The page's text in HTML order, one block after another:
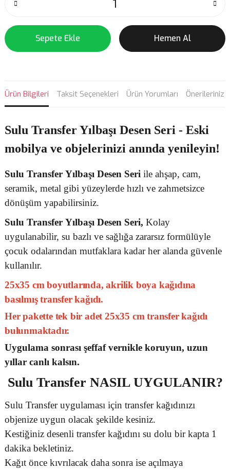
Sepete Ekle Hemen Al
Ürün Bilgileri Taksit Seçenekleri Ürün Yorumları Önerileriniz
Sulu Transfer Yılbaşı Desen Seri - Eski
mobilya ve objelerinizi anında yenileyin!
Sulu Transfer Yılbaşı Desen Seri ile ahşap, cam,
seramik, metal gibi yüzeylerde hızlı ve zahmetsizce
dönüşüm yapabilirsiniz.
Sulu Transfer Yılbaşı Desen Seri, Kolay
uygulanabilir, su bazlı ve sağlığa zararsız formülüyle
çocuk odalarından mutfaklara kadar her alanda güvenle
kullanılır.
25x35 cm boyutlarında, akrilik boya kağıdına
basılmış transfer kağıdı.
Her pakette tek bir adet 25x35 cm transfer kağıdı
bulunmaktadır.
Uygulama sonrası şeffaf vernikle koruyun, uzun
yıllar canlı kalsın.
Sulu Transfer NASIL UYGULANIR?
Sulu Transfer uygulaması için transfer kağıdınızı
objenize uygun olacak şekilde kesiniz.
Kestiğiniz desenli transfer kağıdını su dolu bir kapta 1
dakika bekletiniz.
Kağıt önce kıvrılacak daha sonra ise açılmaya